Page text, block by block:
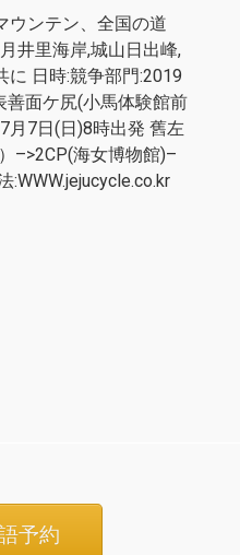
ウンテン、全国の道
井里海岸,城山日出峰,
に 日時:競争部門:2019
善面ケ尻(小馬体験館前
月7日(日)8時出発 舊左
–>2CP(海女博物館)–
:WWW.jejucycle.co.kr
予約